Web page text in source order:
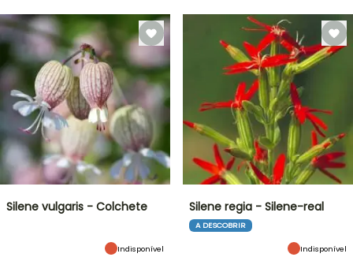
Silene vulgaris - Colchete
Indisponível
Silene regia - Silene-real
A DESCOBRIR
Indisponível